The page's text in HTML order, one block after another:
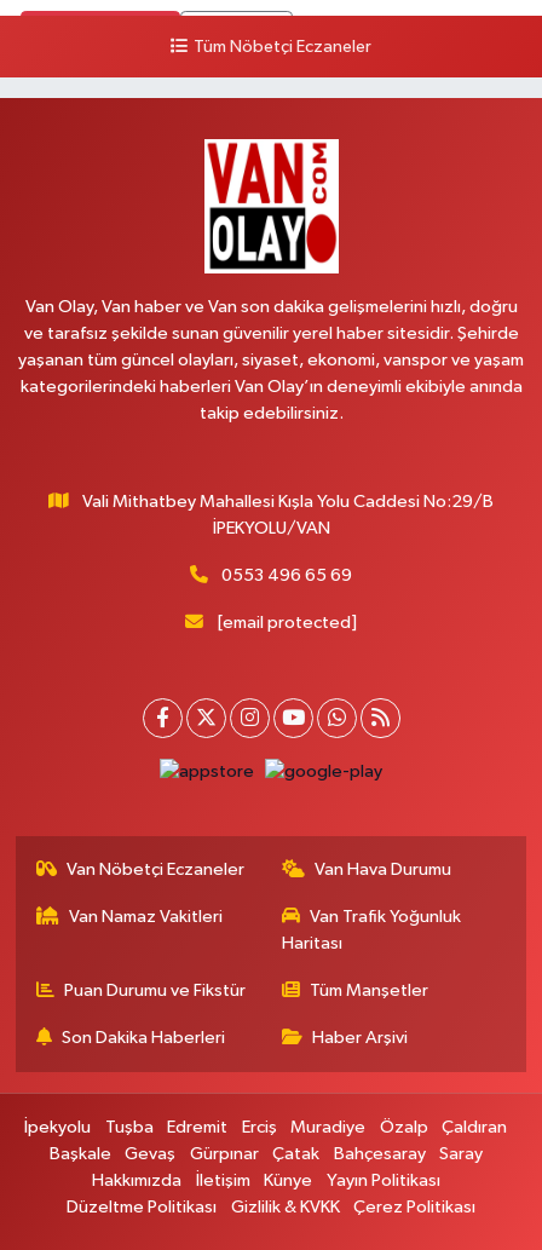
HEKİM HASTANESİ ACİL KARŞISI
Yol Tarifi Al
MAHMUDİYE MAH.ATATÜRK CAD.NO:17B
0 (531) 621 69 65 Yol Tarifi Al
Onay Eczanesi
Yenı Derman Eczanesi
Akdamar Hastanesi Acil yanı. İpekyolu. Hatuniye mahallesi terzioğlu, Eski
Yol Tarifi Al
Kışla Mah.Çınarlı Cad.1038 Sk.No:93 3-4
0 (432) 354 37 36 Yol Tarifi Al
BAHÇELİEVLER MAH.MUSLİH GÖRENTAŞ BULVARI NO:57Çağdaş fırının
0 (501) 322 00 65 Yol Tarifi Al
VANYOLU CADDESİ NO:42
0 (532) 689 22 50 Yol Tarifi Al
Tüm Nöbetçi Eczaneler
Van Olay, Van haber ve Van son dakika gelişmelerini hızlı, doğru
ve tarafsız şekilde sunan güvenilir yerel haber sitesidir. Şehirde
yaşanan tüm güncel olayları, siyaset, ekonomi, vanspor ve yaşam
kategorilerindeki haberleri Van Olay’ın deneyimli ekibiyle anında
takip edebilirsiniz.
Vali Mithatbey Mahallesi Kışla Yolu Caddesi No:29/B
İPEKYOLU/VAN
0553 496 65 69
[email protected]
Van Nöbetçi Eczaneler Van Hava Durumu
Van Namaz Vakitleri
Van Trafik Yoğunluk
Haritası
Puan Durumu ve Fikstür Tüm Manşetler
Son Dakika Haberleri Haber Arşivi
İpekyolu Tuşba Edremit Erciş Muradiye Özalp
Çaldıran
Başkale
Gevaş Gürpınar Çatak Bahçesaray
Saray
Hakkımızda
İletişim Künye
Yayın Politikası
Düzeltme Politikası
Gizlilik & KVKK Çerez Politikası